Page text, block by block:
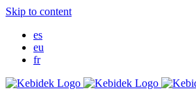
Skip to content
es
eu
fr